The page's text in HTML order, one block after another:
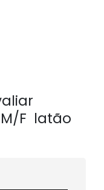
M/F latão